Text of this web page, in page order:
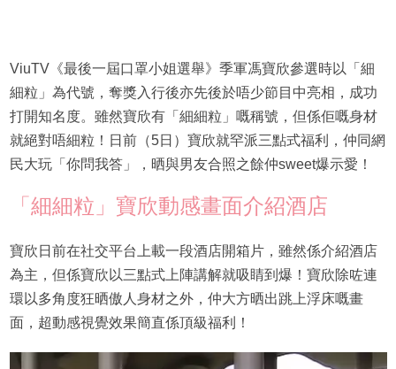
ViuTV《最後一屆口罩小姐選舉》季軍馮寶欣參選時以「細
細粒」為代號，奪獎入行後亦先後於唔少節目中亮相，成功
打開知名度。雖然寶欣有「細細粒」嘅稱號，但係佢嘅身材
就絕對唔細粒！日前（5日）寶欣就罕派三點式福利，仲同網
民大玩「你問我答」，晒與男友合照之餘仲sweet爆示愛！
「細細粒」寶欣動感畫面介紹酒店
寶欣日前在社交平台上載一段酒店開箱片，雖然係介紹酒店
為主，但係寶欣以三點式上陣講解就吸睛到爆！寶欣除咗連
環以多角度狂晒傲人身材之外，仲大方晒出跳上浮床嘅畫
面，超動感視覺效果簡直係頂級福利！